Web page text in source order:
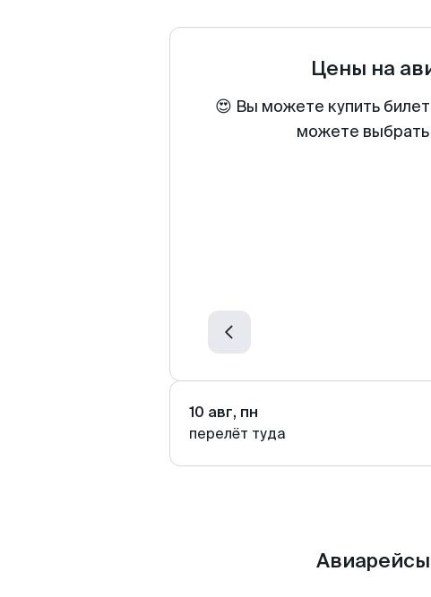
Цены на
😍 Вы можете купить
можете выбрать
10 авг, пн
перелёт туда